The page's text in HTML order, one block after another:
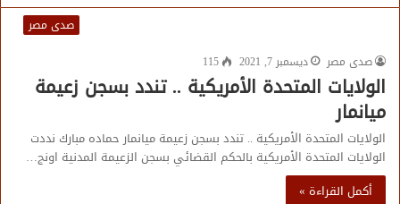
صدى مصر
صدى مصر
ديسمبر 7, 2021 115
الولايات المتحدة الأمريكية .. تندد بسجن زعيمة
ميانمار
الولايات المتحدة الأمريكية .. تندد بسجن زعيمة ميانمار حماده مبارك نددت
الولايات المتحدة الأمريكية بالحكم القضائي بسجن الزعيمة المدنية اونج…
أكمل القراءة »